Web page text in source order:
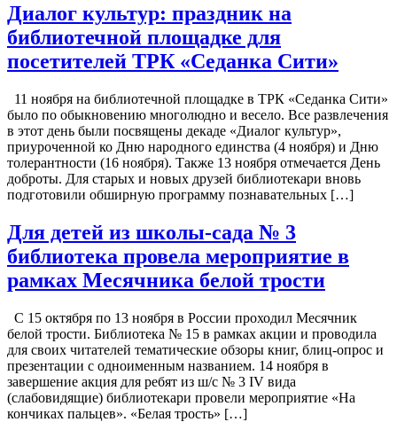
Диалог культур: праздник на
библиотечной площадке для
посетителей ТРК «Седанка Сити»
11 ноября на библиотечной площадке в ТРК «Седанка Сити»
было по обыкновению многолюдно и весело. Все развлечения
в этот день были посвящены декаде «Диалог культур»,
приуроченной ко Дню народного единства (4 ноября) и Дню
толерантности (16 ноября). Также 13 ноября отмечается День
доброты. Для старых и новых друзей библиотекари вновь
подготовили обширную программу познавательных […]
Для детей из школы-сада № 3
библиотека провела мероприятие в
рамках Месячника белой трости
С 15 октября по 13 ноября в России проходил Месячник
белой трости. Библиотека № 15 в рамках акции и проводила
для своих читателей тематические обзоры книг, блиц-опрос и
презентации с одноименным названием. 14 ноября в
завершение акция для ребят из ш/с № 3 IV вида
(слабовидящие) библиотекари провели мероприятие «На
кончиках пальцев». «Белая трость» […]